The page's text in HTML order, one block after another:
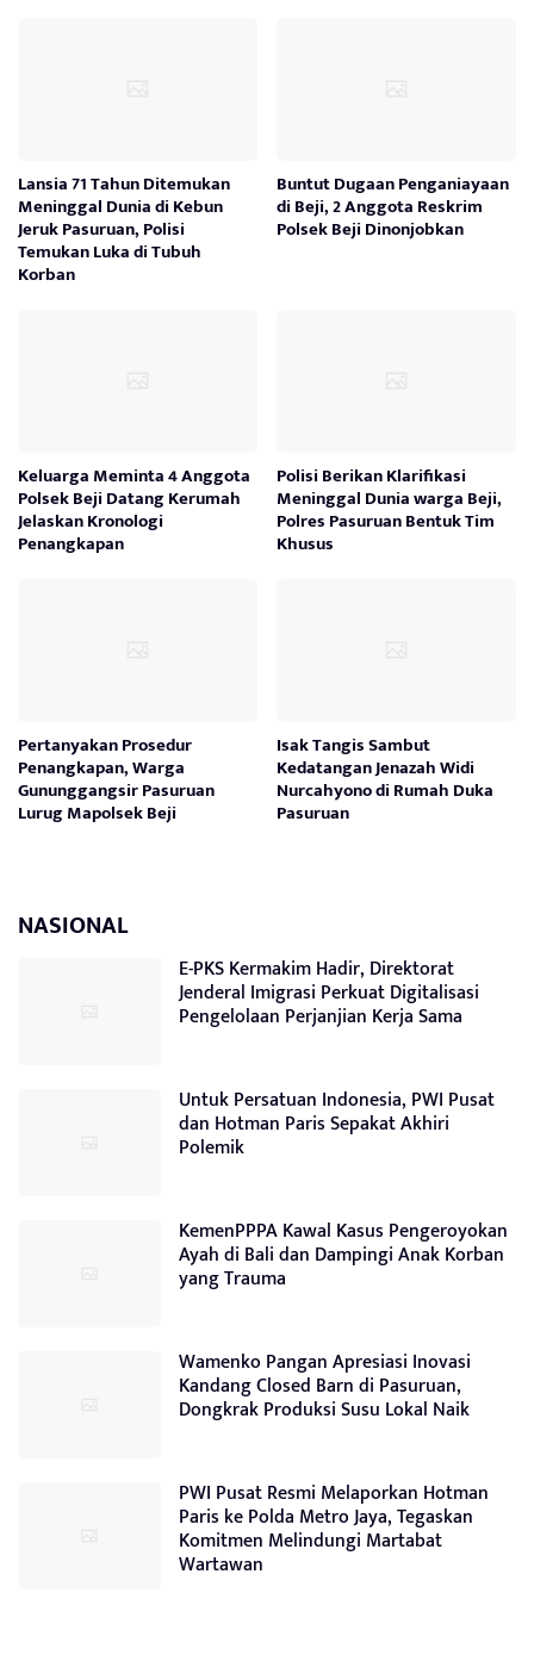
Lansia 71 Tahun Ditemukan
Meninggal Dunia di Kebun
Jeruk Pasuruan, Polisi
Temukan Luka di Tubuh
Korban
Buntut Dugaan Penganiayaan
di Beji, 2 Anggota Reskrim
Polsek Beji Dinonjobkan
Keluarga Meminta 4 Anggota
Polsek Beji Datang Kerumah
Jelaskan Kronologi
Penangkapan
Polisi Berikan Klarifikasi
Meninggal Dunia warga Beji,
Polres Pasuruan Bentuk Tim
Khusus
Pertanyakan Prosedur
Penangkapan, Warga
Gununggangsir Pasuruan
Lurug Mapolsek Beji
Isak Tangis Sambut
Kedatangan Jenazah Widi
Nurcahyono di Rumah Duka
Pasuruan
NASIONAL
E-PKS Kermakim Hadir, Direktorat
Jenderal Imigrasi Perkuat Digitalisasi
Pengelolaan Perjanjian Kerja Sama
Untuk Persatuan Indonesia, PWI Pusat
dan Hotman Paris Sepakat Akhiri
Polemik
KemenPPPA Kawal Kasus Pengeroyokan
Ayah di Bali dan Dampingi Anak Korban
yang Trauma
Wamenko Pangan Apresiasi Inovasi
Kandang Closed Barn di Pasuruan,
Dongkrak Produksi Susu Lokal Naik
PWI Pusat Resmi Melaporkan Hotman
Paris ke Polda Metro Jaya, Tegaskan
Komitmen Melindungi Martabat
Wartawan